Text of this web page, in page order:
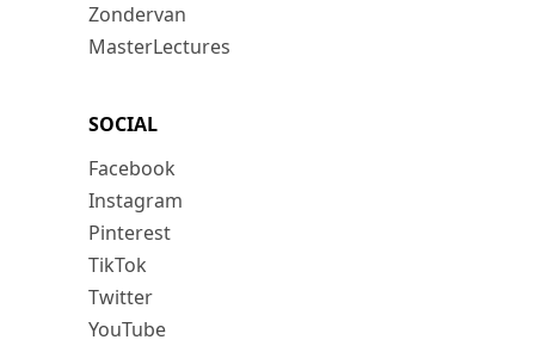
Zondervan
MasterLectures
SOCIAL
Facebook
Instagram
Pinterest
TikTok
Twitter
YouTube